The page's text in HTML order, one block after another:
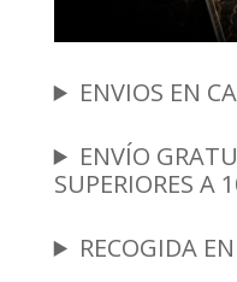
ENVIOS EN
ENVÍO
SUPERIORES A
RECOGIDA